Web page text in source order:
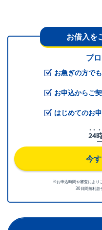
お借入を
プ
お急ぎの方でも
お申込からご
はじめてのお
24
今
※お申込時間や審査により
30日間無利息